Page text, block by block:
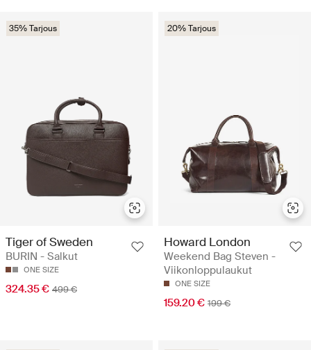
35% Tarjous
Tiger of Sweden
BURIN - Salkut
ONE SIZE
324.35 € 499 €
20% Tarjous
Howard London
Weekend Bag Steven -
Viikonloppulaukut
ONE SIZE
159.20 € 199 €